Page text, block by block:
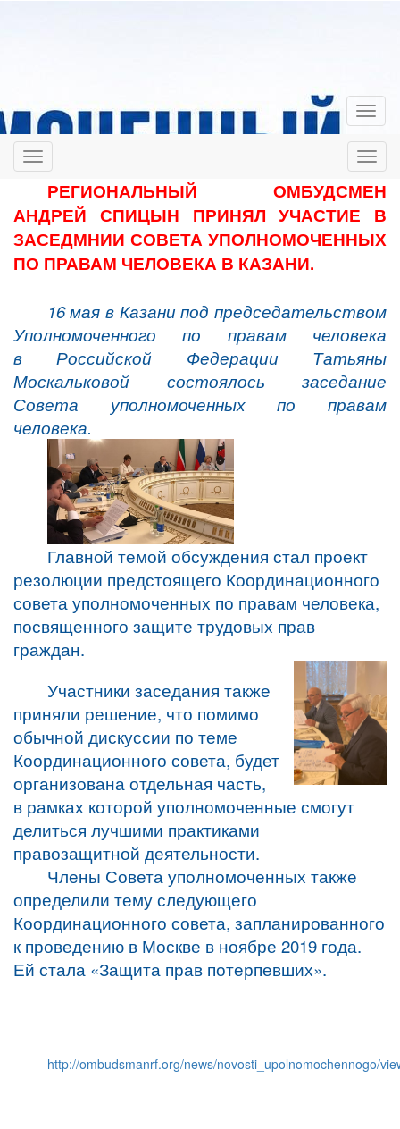
РЕГИОНАЛЬНЫЙ ОМБУДСМЕН
АНДРЕЙ СПИЦЫН ПРИНЯЛ УЧАСТИЕ В
ЗАСЕДМНИИ СОВЕТА УПОЛНОМОЧЕННЫХ
ПО ПРАВАМ ЧЕЛОВЕКА В КАЗАНИ.
16 мая в Казани под председательством
Уполномоченного по правам человека
в Российской Федерации Татьяны
Москальковой состоялось заседание
Совета уполномоченных по правам
человека.
Главной темой обсуждения стал проект
резолюции предстоящего Координационного
совета уполномоченных по правам человека,
посвященного защите трудовых прав
граждан.
Участники заседания также
приняли решение, что помимо
обычной дискуссии по теме
Координационного совета, будет
организована отдельная часть,
в рамках которой уполномоченные смогут
делиться лучшими практиками
правозащитной деятельности.
Члены Совета уполномоченных также
определили тему следующего
Координационного совета, запланированного
к проведению в Москве в ноябре 2019 года.
Ей стала «Защита прав потерпевших».
http://ombudsmanrf.org/news/novosti_upolnomochennogo/